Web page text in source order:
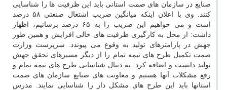
صنایع در سازمان های صمت استانی باید این ظرفیت ها را شناسایی
کنند. وی با اعلان اینکه میانگین ضریب اشتغال صنعتی ۵۸ درصد
است و می خواهیم این ضریب را به ۶۵ درصد برسانیم، اظهار
داشت: از محل به کارگیری ظرفیت های خالی افزایش و همین طور
جهش در پارامترهای تولید به وقوع می پیوندد. سرپرست وزارت
صمت تکمیل طرح های نیمه تمام را از دیگر مسیرهای تحقق جهش
تولید دانست و اضافه کرد: به دنبال شناسایی طرح های نیمه تمام و
رفع مشکلات آنها هستیم و معاونت های صنایع سازمان های صمت
استانها باید این طرح های مشکل دار را شناسایی نمایند. مدرس